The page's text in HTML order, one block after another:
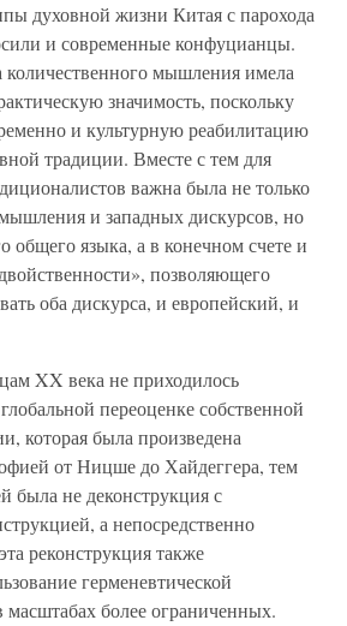
духовной жизни Китая с парохода
и современные конфуцианцы.
мышления имела
значимость, поскольку
и культурную реабилитацию
традиции. Вместе с тем для
важна была не только
и западных дискурсов, но
общего языка, а в конечном счете и
позволяющего
оба дискурса, и европейский, и
XX века не приходилось
переоценке собственной
которая была произведена
от Ницше до Хайдеггера, тем
была не деконструкция с
а непосредственно
реконструкция также
герменевтической
более ограниченных.